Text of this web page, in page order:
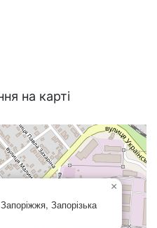
на карті
Запорізька
×